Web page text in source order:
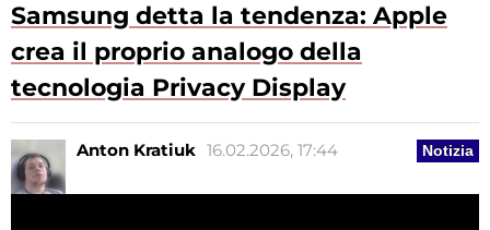
Samsung detta la tendenza: Apple
crea il proprio analogo della
tecnologia Privacy Display
Notizia
Anton Kratiuk 16.02.2026, 17:44